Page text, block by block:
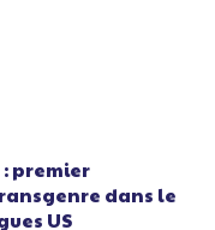
premier
dans le
US